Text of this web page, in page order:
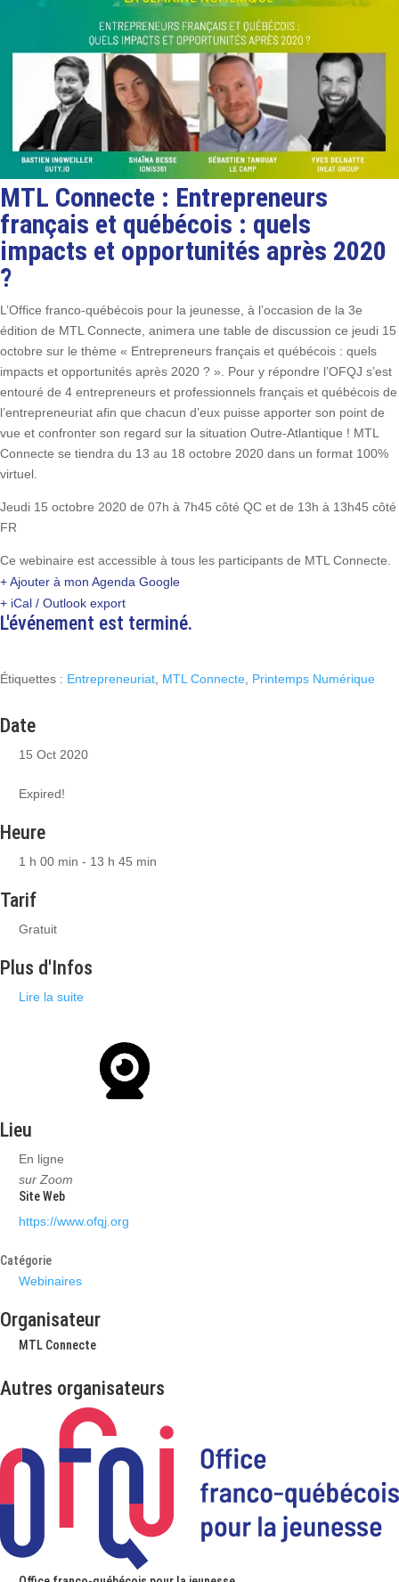
MTL Connecte : Entrepreneurs
français et québécois : quels
impacts et opportunités après 2020
?
L’Office franco-québécois pour la jeunesse, à l’occasion de la 3e
édition de MTL Connecte, animera une table de discussion ce jeudi 15
octobre sur le thème « Entrepreneurs français et québécois : quels
impacts et opportunités après 2020 ? ». Pour y répondre l’OFQJ s’est
entouré de 4 entrepreneurs et professionnels français et québécois de
l’entrepreneuriat afin que chacun d’eux puisse apporter son point de
vue et confronter son regard sur la situation Outre-Atlantique ! MTL
Connecte se tiendra du 13 au 18 octobre 2020 dans un format 100%
virtuel.
Jeudi 15 octobre 2020 de 07h à 7h45 côté QC et de 13h à 13h45 côté
FR
Ce webinaire est accessible à tous les participants de MTL Connecte.
+ Ajouter à mon Agenda Google
+ iCal / Outlook export
L'événement est terminé.
Étiquettes : Entrepreneuriat MTL Connecte Printemps Numérique
Date
15 Oct 2020
Expired!
Heure
1 h 00 min - 13 h 45 min
Tarif
Gratuit
Plus d'Infos
Lire la suite
Lieu
En ligne
sur Zoom
Site Web
https://www.ofqj.org
Catégorie
Webinaires
Organisateur
MTL Connecte
Autres organisateurs